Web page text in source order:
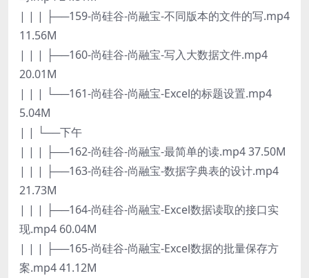
| | | ├──159-尚硅谷-尚融宝-不同版本的文件的写.mp4
11.56M
| | | ├──160-尚硅谷-尚融宝-写入大数据文件.mp4
20.01M
| | | └──161-尚硅谷-尚融宝-Excel的标题设置.mp4
5.04M
| | └──下午
| | | ├──162-尚硅谷-尚融宝-最简单的读.mp4 37.50M
| | | ├──163-尚硅谷-尚融宝-数据字典表的设计.mp4
21.73M
| | | ├──164-尚硅谷-尚融宝-Excel数据读取的接口实
现.mp4 60.04M
| | | ├──165-尚硅谷-尚融宝-Excel数据的批量保存方
案.mp4 41.12M